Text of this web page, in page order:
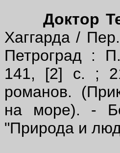
Доктор
Хаггарда /
Петроград :
141, [2] с. ;
романов.
на море). -
"Природа и